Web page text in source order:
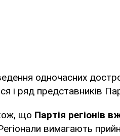
одночасних
і ряд представників
що Партія регіонів
вимагають